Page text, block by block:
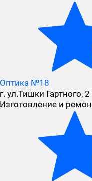
Оптика №18
г. ул.Тишки Гартного, 2
Изготовление и